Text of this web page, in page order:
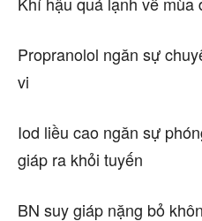
Propranolol ngăn sự
vi
Iod liều cao ngăn sự
giáp ra khỏi tuyến
BN suy giáp nặng bỏ